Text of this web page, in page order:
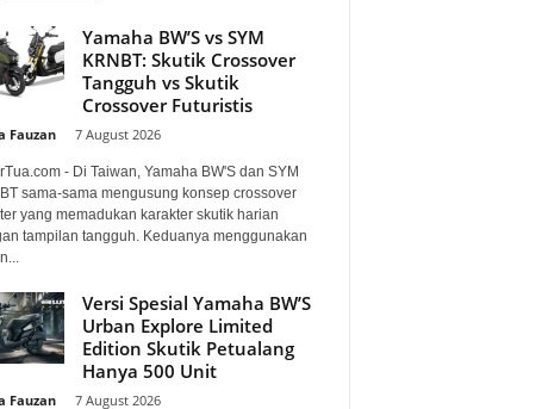
Yamaha BW’S vs SYM
KRNBT: Skutik Crossover
Tangguh vs Skutik
Crossover Futuristis
Fauzan 7 August 2026
- Di Taiwan, Yamaha BW'S dan SYM
sama-sama mengusung konsep crossover
yang memadukan karakter skutik harian
tampilan tangguh. Keduanya menggunakan
Versi Spesial Yamaha BW’S
Urban Explore Limited
Edition Skutik Petualang
Hanya 500 Unit
Fauzan 7 August 2026